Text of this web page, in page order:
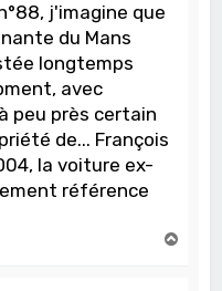
j'imagine que
du Mans
longtemps
avec
peu près certain
de... François
la voiture ex-
référence